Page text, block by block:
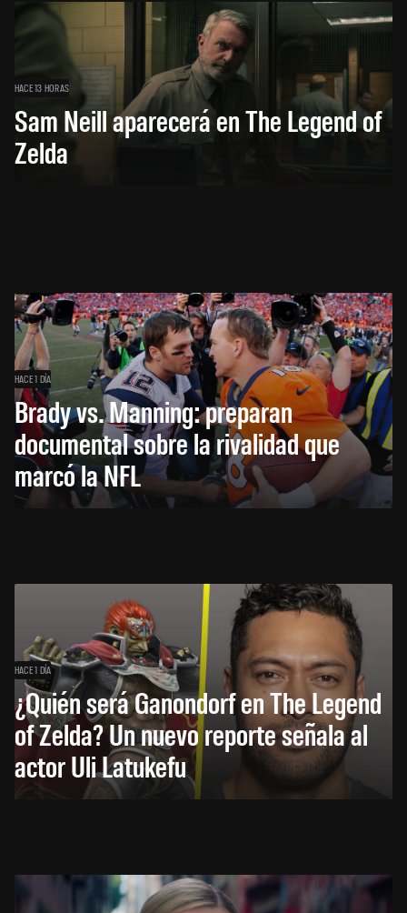
HACE 13 HORAS
Sam Neill aparecerá en The Legend of
Zelda
HACE 1 DÍA
Brady vs. Manning: preparan
documental sobre la rivalidad que
marcó la NFL
HACE 1 DÍA
¿Quién será Ganondorf en The Legend
of Zelda? Un nuevo reporte señala al
actor Uli Latukefu